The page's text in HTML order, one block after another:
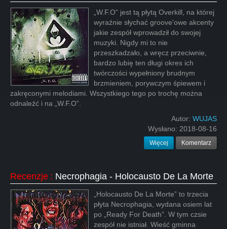
„W.F.O” jest tą płytą Overkill, na której
wyraźnie słychać groove'owe akcenty
jakie zespół wprowadził do swojej
muzyki. Nigdy mi to nie
przeszkadzało, a wręcz przeciwnie,
bardzo lubię ten długi okres ich
twórczości wypełniony brudnym
brzmieniem, porywczym śpiewem i
zakręconymi melodiami. Wszystkiego tego po trochę można
odnaleźć i na „W.F.O”.
Autor: WUJAS
Wysłano: 2018-08-16
Więcej Komentarz
Recenzje : Necrophagia - Holocausto De La Morte
„Holocausto De La Morte” to trzecia
płyta Necrophagia, wydana osiem lat
po „Ready For Death”. W tym czsie
zespół nie istniał. Wieść gminna